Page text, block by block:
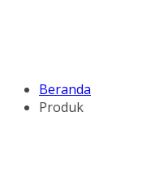
Beranda
Produk